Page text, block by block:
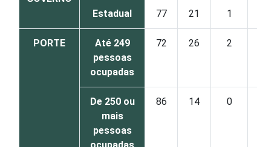
Estadual 77 21 1
PORTE
Até 249
pessoas
ocupadas
72 26 2
De 250 ou
mais
pessoas
86 14 0